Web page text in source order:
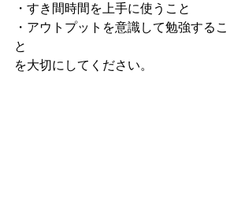
・すき間時間を上手に使うこと
・アウトプットを意識して勉強するこ
と
を大切にしてください。